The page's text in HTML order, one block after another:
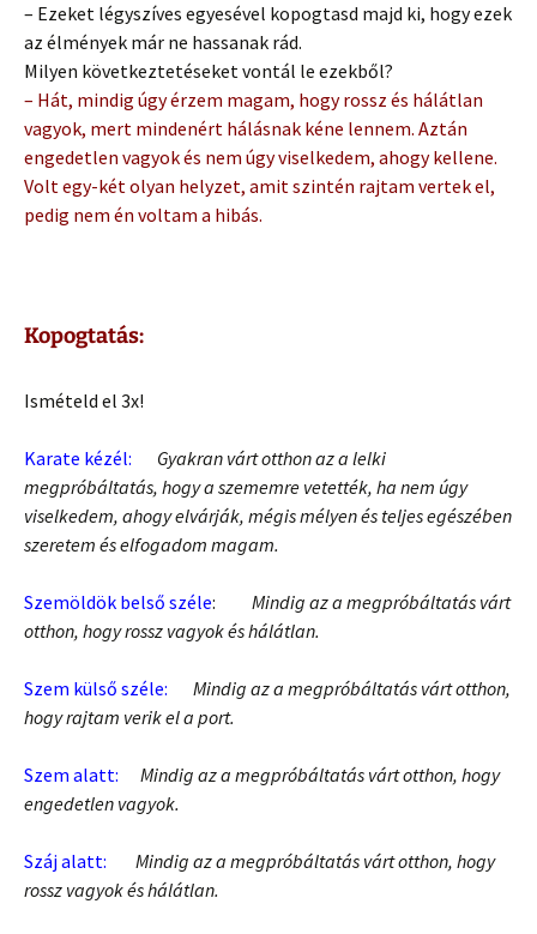
– Ezeket légyszíves egyesével kopogtasd majd ki, hogy ezek
az élmények már ne hassanak rád.
Milyen következtetéseket vontál le ezekből?
– Hát, mindig úgy érzem magam, hogy rossz és hálátlan
vagyok, mert mindenért hálásnak kéne lennem. Aztán
engedetlen vagyok és nem úgy viselkedem, ahogy kellene.
Volt egy-két olyan helyzet, amit szintén rajtam vertek el,
pedig nem én voltam a hibás.
Kopogtatás:
Ismételd el 3x!
Karate kézél:
Gyakran várt otthon az a lelki
megpróbáltatás, hogy a szememre vetették, ha nem úgy
viselkedem, ahogy elvárják, mégis mélyen és teljes egészében
szeretem és elfogadom magam.
Szemöldök belső széle: Mindig az a megpróbáltatás várt
otthon, hogy rossz vagyok és hálátlan.
Szem külső széle:
Mindig az a megpróbáltatás várt otthon,
hogy rajtam verik el a port.
Szem alatt:
Mindig az a megpróbáltatás várt otthon, hogy
engedetlen vagyok.
Száj alatt:
Mindig az a megpróbáltatás várt otthon, hogy
rossz vagyok és hálátlan.